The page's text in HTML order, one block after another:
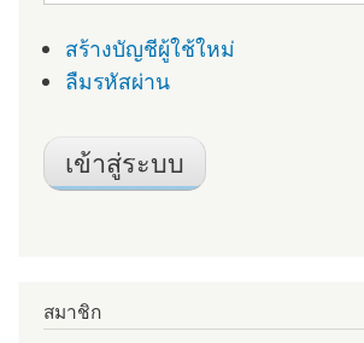
สร้างบัญชีผู้ใช้ใหม่
ลืมรหัสผ่าน
สมาชิก